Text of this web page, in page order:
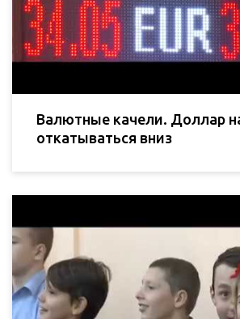
Валютные качели. Доллар
откатываться вниз